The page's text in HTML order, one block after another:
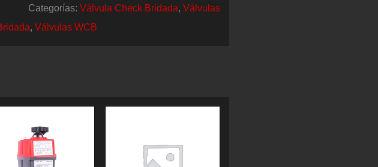
Categorías: Válvula Check Bridada, Válvulas
,Válvulas WCB